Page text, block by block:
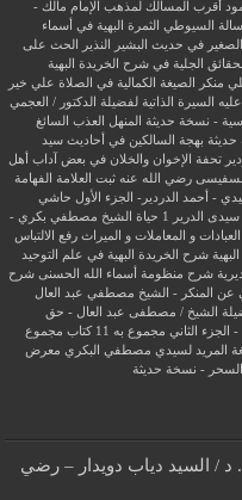
أقرب المسالك لمذهب الإمام مالك -
السيوطي
الثمرة البهية في أسماء
في حديث البشير النذير
الحث على
الحقائق الجلية في شرح الخريدة البهية
منكر الصيغة الكمالية في الصلاة علي خير
السيرة الذاتية لفضيلة الدكتور / العجمي
- نسخة حديثة
المنهل العذب السائغ
حديثة بهجة السالكين في أحاديث سيد
تحفة الإخوان والخلان في بعض آداب أهل
رضي الله عنه ثبت العلامة الفهامة
- أحمد الدردير- الجزء الأول حاشي
الدرير 1
حياة الشيخ مصطفي بكري -
و المعاملات و الميراث رفع الالتباس
شرح الخريدة البهية في علم التوحيد
شرح منظومة أسماء الله الحسنى شرح
عن المنكر - الشيخ مصطفي عبد العال
الشيخ / مصطفى عبد العال - حق
الجزء الثاني مجموع به 11 كتاب
مجموع
المريد لسيدي مصطفي البكري معرض
- نسخة حديثة
. د / السيد دياب دويدار – رضي